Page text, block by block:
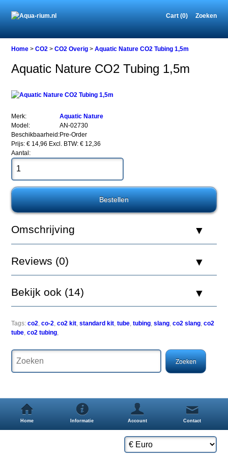
Cart (0) Zoeken
Home
CO2
Nature
CO2
Tubing
1,5m
Aquatic
CO2
Professional
en
kit
mogen
tubing
van
Aquatic
Nature
Home >CO2 >CO2 Overig >Aquatic Nature CO2 Tubing 1,5m
Aquatic Nature CO2 Tubing 1,5m
Merk:
Aquatic Nature
Model:
AN-02730
Beschikbaarheid:Pre-Order
Prijs: € 14,96 Excl. BTW: € 12,36
Aantal:
Omschrijving
Reviews (0)
Bekijk ook (14)
Tags: co2,co-2,co2 kit,standard kit,tube,tubing,slang,co2 slang,co2
tube,co2 tubing,
Home Informatie Account Contact